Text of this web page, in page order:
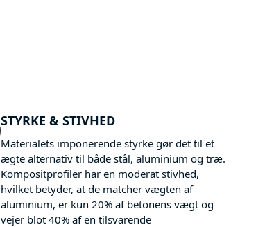
STYRKE & STIVHED
Materialets imponerende styrke gør det til et
ægte alternativ til både stål, aluminium og træ.
Kompositprofiler har en moderat stivhed,
hvilket betyder, at de matcher vægten af
aluminium, er kun 20% af betonens vægt og
vejer blot 40% af en tilsvarende